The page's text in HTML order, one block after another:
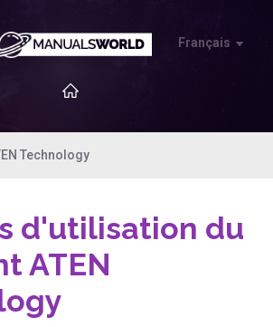
Français
Technology
d'utilisation du
ATEN